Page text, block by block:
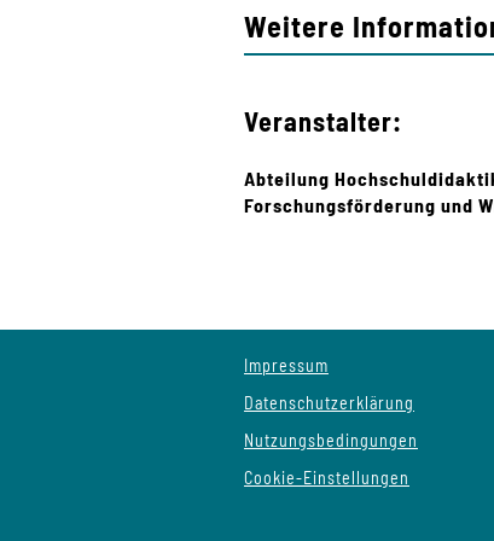
Weitere
Veranstalter:
Abteilung
Forschungsförderung und
Impressum
Datenschutzerklärung
Nutzungsbedingungen
Cookie-Einstellungen